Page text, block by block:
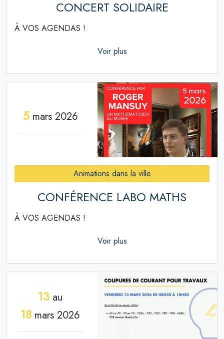
CONCERT SOLIDAIRE
À VOS AGENDAS !
Voir plus
5mars 2026
Animations dans la ville
CONFÉRENCE LABO MATHS
À VOS AGENDAS !
Voir plus
13 au
18 mars 2026